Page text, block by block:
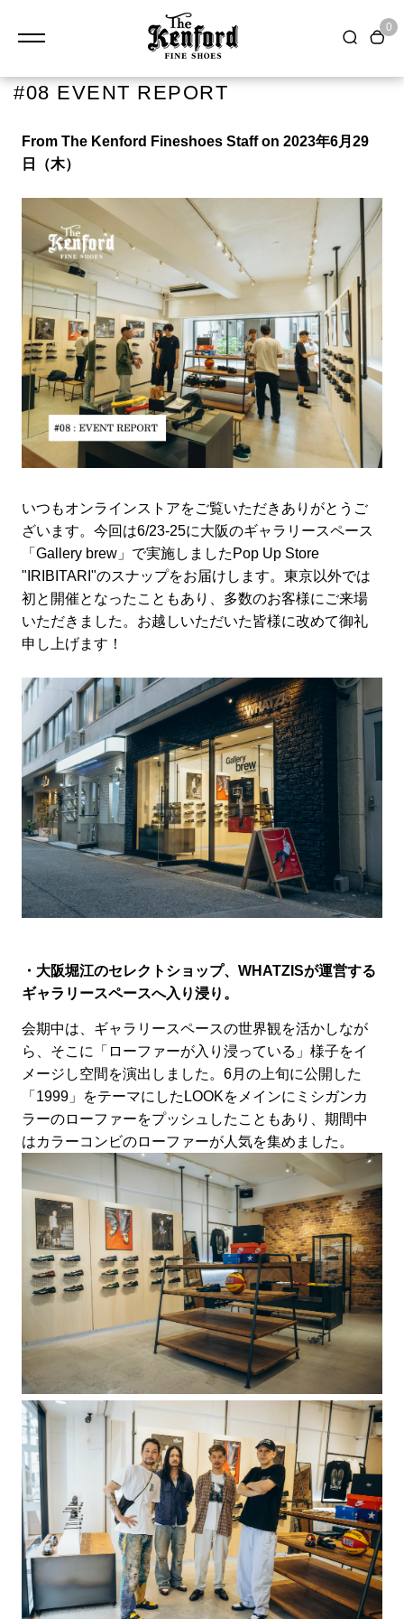
0
#08 EVENT REPORT
From The Kenford Fineshoes Staff on 2023年6月29
日（木）
いつもオンラインストアをご覧いただきありがとうご
ざいます。今回は6/23-25に大阪のギャラリースペース
「Gallery brew」で実施しましたPop Up Store
"IRIBITARI"のスナップをお届けします。東京以外では
初と開催となったこともあり、多数のお客様にご来場
いただきました。お越しいただいた皆様に改めて御礼
申し上げます！
・大阪堀江のセレクトショップ、WHATZISが運営する
ギャラリースペースへ入り浸り。
会期中は、ギャラリースペースの世界観を活かしなが
ら、そこに「ローファーが入り浸っている」様子をイ
メージし空間を演出しました。6月の上旬に公開した
「 1999」をテーマにしたLOOKをメインにミシガンカ
ラーのローファーをプッシュしたこともあり、期間中
はカラーコンビのローファーが人気を集めました。